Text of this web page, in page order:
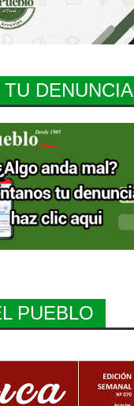
DENUNCIA
PUEBLO